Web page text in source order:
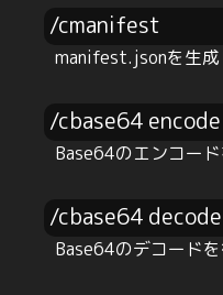
/cmanifest
manifest.jsonを生成
/cbase64 encode
Base64のエンコー
/cbase64 decode
Base64のデコード